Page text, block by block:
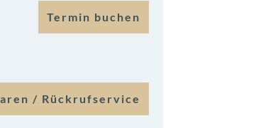
Termin buchen
/ Rückrufservice